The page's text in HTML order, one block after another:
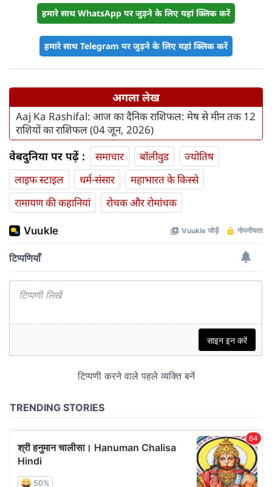
हमारे साथ WhatsApp पर जुड़ने के लिए यहां क्लिक करें
हमारे साथ Telegram पर जुड़ने के लिए यहां क्लिक करें
अगला लेख
Aaj Ka Rashifal: आज का दैनिक राशिफल: मेष से मीन तक 12
राशियों का राशिफल (04 जून, 2026)
वेबदुनिया पर पढ़ें : समाचार बॉलीवुड
ज्योतिष
लाइफ स्‍टाइल
धर्म-संसार
महाभारत के किस्से
रामायण की कहानियां
रोचक और रोमांचक